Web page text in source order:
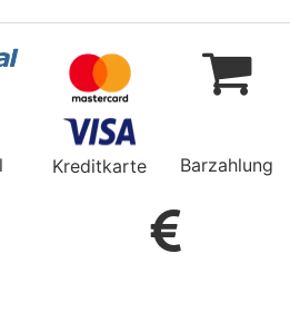
Kreditkarte Barzahlung